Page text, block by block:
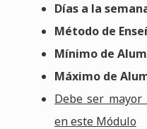
Días a la
Método de
Mínimo de
Máximo de
Debe ser
en este Módulo